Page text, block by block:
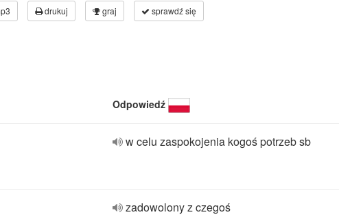
drukuj graj sprawdź się
Odpowiedź
w celu zaspokojenia kogoś potrzeb sb
zadowolony z czegoś